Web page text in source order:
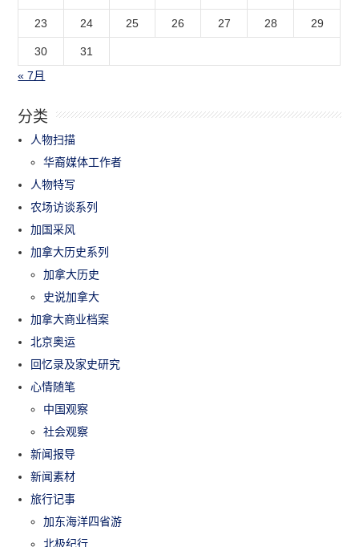
23 24 25 26 27 28 29
30
31
« 7月
分类
人物扫描
华裔媒体工作者
人物特写
农场访谈系列
加国采风
加拿大历史系列
加拿大历史
史说加拿大
加拿大商业档案
北京奥运
回忆录及家史研究
心情随笔
中国观察
社会观察
新闻报导
新闻素材
旅行记事
加东海洋四省游
北极纪行